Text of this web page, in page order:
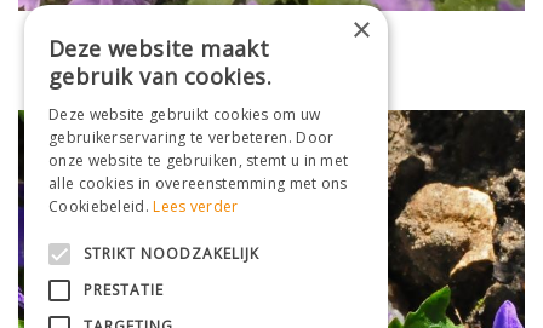
Klokje
Campanula 'Birch Hybrid'
×
Deze website maakt
gebruik van cookies.
Deze website gebruikt cookies om uw
gebruikerservaring te verbeteren. Door
onze website te gebruiken, stemt u in met
alle cookies in overeenstemming met ons
Cookiebeleid.Lees verder
STRIKT NOODZAKELIJK
PRESTATIE